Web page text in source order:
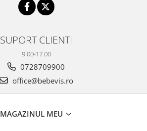
SUPORT CLIENTI
9.00-17.00
0728709900
office@bebevis.ro
MAGAZINUL MEU